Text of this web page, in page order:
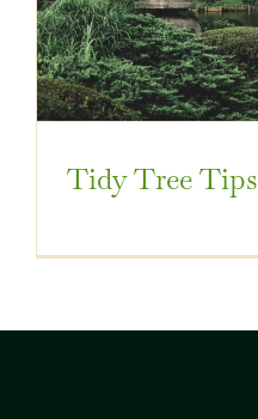
Tidy Tree Tips